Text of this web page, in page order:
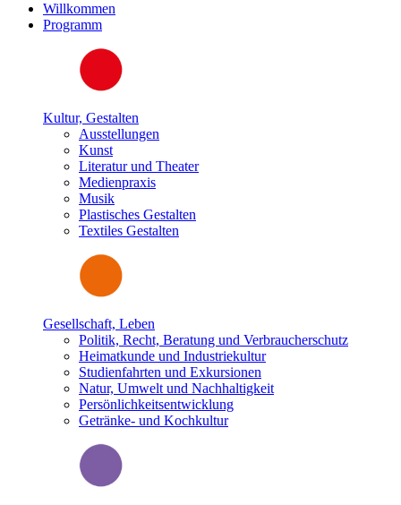
Willkommen
Programm
Kultur, Gestalten
Ausstellungen
Kunst
Literatur und Theater
Medienpraxis
Musik
Plastisches Gestalten
Textiles Gestalten
Gesellschaft, Leben
Politik, Recht, Beratung und Verbraucherschutz
Heimatkunde und Industriekultur
Studienfahrten und Exkursionen
Natur, Umwelt und Nachhaltigkeit
Persönlichkeitsentwicklung
Getränke- und Kochkultur